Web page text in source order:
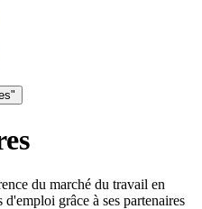
du marché du travail en
grâce à ses partenaires